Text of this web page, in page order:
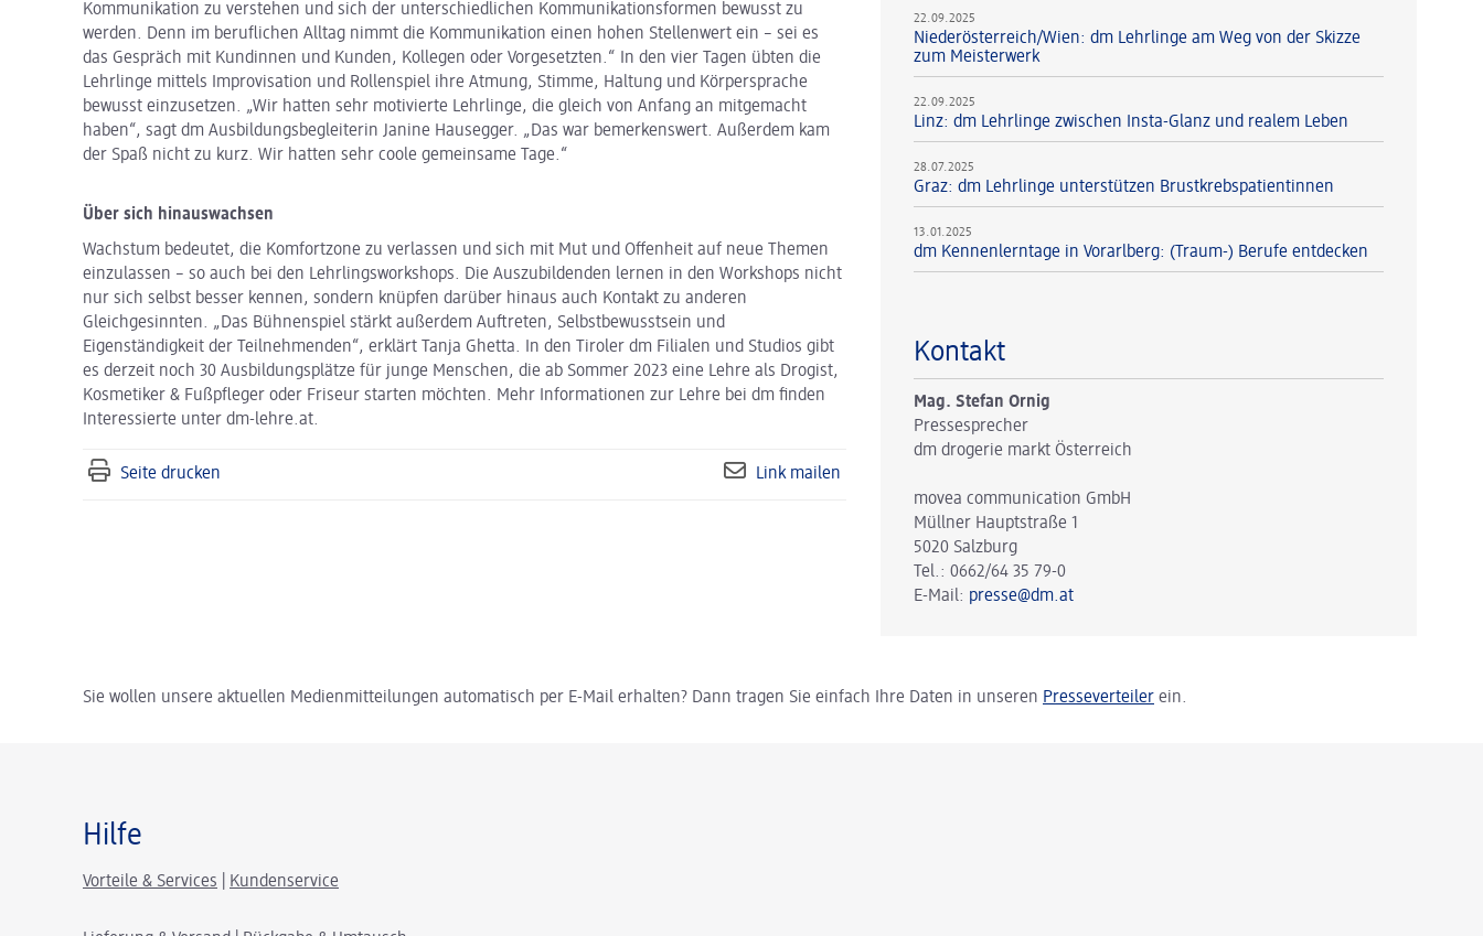
Kommunikation zu verstehen und sich der unterschiedlichen Kommunikationsformen bewusst zu
werden. Denn im beruflichen Alltag nimmt die Kommunikation einen hohen Stellenwert ein – sei es
das Gespräch mit Kundinnen und Kunden, Kollegen oder Vorgesetzten.“ In den vier Tagen übten die
Lehrlinge mittels Improvisation und Rollenspiel ihre Atmung, Stimme, Haltung und Körpersprache
bewusst einzusetzen. „Wir hatten sehr motivierte Lehrlinge, die gleich von Anfang an mitgemacht
haben“, sagt dm Ausbildungsbegleiterin Janine Hausegger. „Das war bemerkenswert. Außerdem kam
der Spaß nicht zu kurz. Wir hatten sehr coole gemeinsame Tage.“
Über sich hinauswachsen
Wachstum bedeutet, die Komfortzone zu verlassen und sich mit Mut und Offenheit auf neue Themen
einzulassen – so auch bei den Lehrlingsworkshops. Die Auszubildenden lernen in den Workshops nicht
nur sich selbst besser kennen, sondern knüpfen darüber hinaus auch Kontakt zu anderen
Gleichgesinnten. „Das Bühnenspiel stärkt außerdem Auftreten, Selbstbewusstsein und
Eigenständigkeit der Teilnehmenden“, erklärt Tanja Ghetta. In den Tiroler dm Filialen und Studios gibt
es derzeit noch 30 Ausbildungsplätze für junge Menschen, die ab Sommer 2023 eine Lehre als Drogist,
Kosmetiker & Fußpfleger oder Friseur starten möchten. Mehr Informationen zur Lehre bei dm finden
Interessierte unter dm-lehre.at.
Seite drucken Link mailen
22.09.2025
Niederösterreich/Wien: dm Lehrlinge am Weg von der Skizze
zum Meisterwerk
22.09.2025
Linz: dm Lehrlinge zwischen Insta-Glanz und realem Leben
28.07.2025
Graz: dm Lehrlinge unterstützen Brustkrebspatientinnen
13.01.2025
dm Kennenlerntage in Vorarlberg: (Traum-) Berufe entdecken
Kontakt
Mag. Stefan Ornig
Pressesprecher
dm drogerie markt Österreich
movea communication GmbH
Müllner Hauptstraße 1
5020 Salzburg
Tel.: 0662/64 35 79-0
E-Mail: presse@dm.at
Sie wollen unsere aktuellen Medienmitteilungen automatisch per E-Mail erhalten? Dann tragen Sie einfach Ihre Daten in unseren Presseverteiler ein.
Hilfe
Vorteile & Services Kundenservice